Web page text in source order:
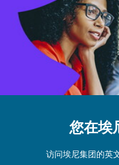
您在埃
访问埃尼集团的英